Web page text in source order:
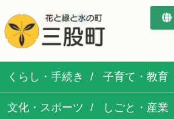
くらし・手続き 子育て・教育
文化・スポーツ しごと・産業